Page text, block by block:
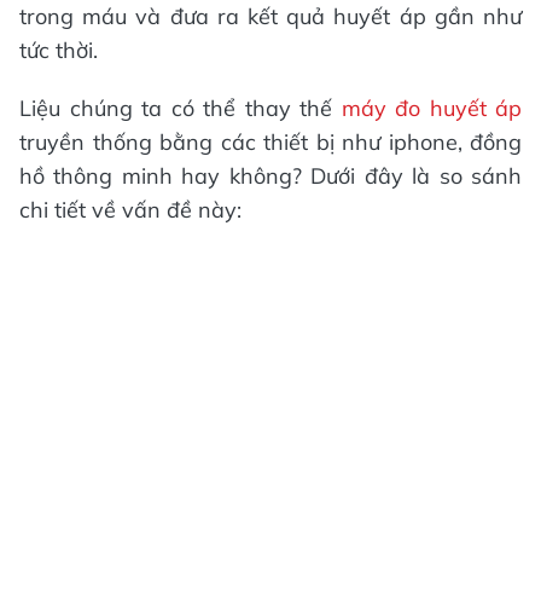
trong máu và đưa ra kết quả huyết áp gần như
tức thời.
Liệu chúng ta có thể thay thế máy đo huyết áp
truyền thống bằng các thiết bị như iphone, đồng
hồ thông minh hay không? Dưới đây là so sánh
chi tiết về vấn đề này: